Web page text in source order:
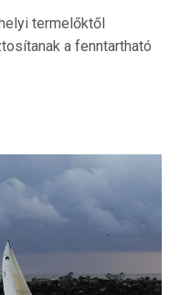
termelőktől
a fenntartható